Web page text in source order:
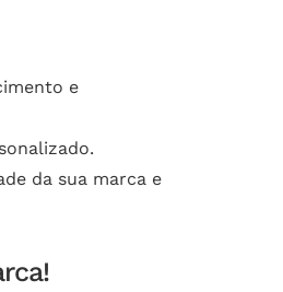
e
da sua marca e